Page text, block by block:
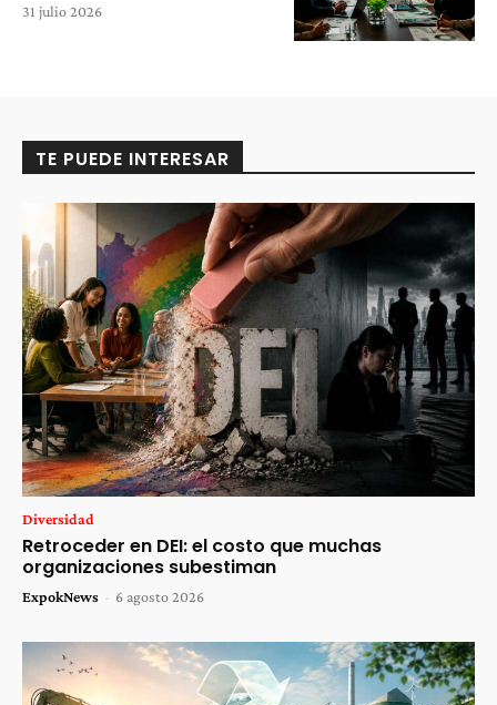
31 julio 2026
TE PUEDE INTERESAR
Diversidad
Retroceder en DEI: el costo que muchas
organizaciones subestiman
ExpokNews - 6 agosto 2026